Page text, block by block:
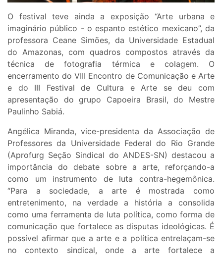
O festival teve ainda a exposição “Arte urbana e
imaginário público - o espanto estético mexicano”, da
professora Ceane Simões, da Universidade Estadual
do Amazonas, com quadros compostos através da
técnica de fotografia térmica e colagem. O
encerramento do VIII Encontro de Comunicação e Arte
e do III Festival de Cultura e Arte se deu com
apresentação do grupo Capoeira Brasil, do Mestre
Paulinho Sabiá.
Angélica Miranda, vice-presidenta da Associação de
Professores da Universidade Federal do Rio Grande
(Aprofurg Seção Sindical do ANDES-SN) destacou a
importância do debate sobre a arte, reforçando-a
como um instrumento de luta contra-hegemônica.
“Para a sociedade, a arte é mostrada como
entretenimento, na verdade a história a consolida
como uma ferramenta de luta política, como forma de
comunicação que fortalece as disputas ideológicas. É
possível afirmar que a arte e a política entrelaçam-se
no contexto sindical, onde a arte fortalece a